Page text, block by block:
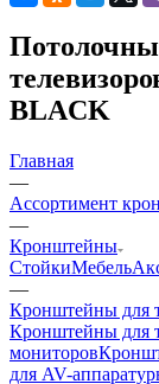
BLACK
Главная
—
Ассортимент
—
Кронштейны
СтойкиМебель
—
Кронштейны для
Кронштейны для
мониторов
для AV-